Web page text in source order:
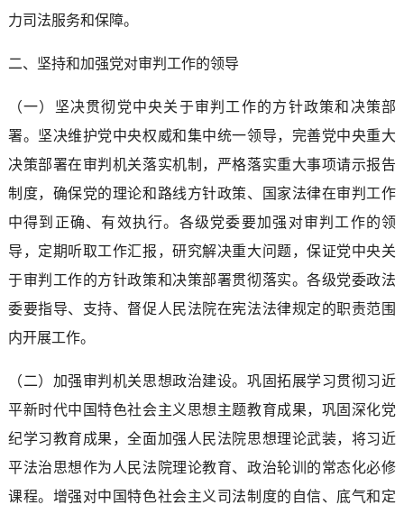
力司法服务和保障。
二、坚持和加强党对审判工作的领导
（一）坚决贯彻党中央关于审判工作的方针政策和决策部
署。坚决维护党中央权威和集中统一领导，完善党中央重大
决策部署在审判机关落实机制，严格落实重大事项请示报告
制度，确保党的理论和路线方针政策、国家法律在审判工作
中得到正确、有效执行。各级党委要加强对审判工作的领
导，定期听取工作汇报，研究解决重大问题，保证党中央关
于审判工作的方针政策和决策部署贯彻落实。各级党委政法
委要指导、支持、督促人民法院在宪法法律规定的职责范围
内开展工作。
（二）加强审判机关思想政治建设。巩固拓展学习贯彻习近
平新时代中国特色社会主义思想主题教育成果，巩固深化党
纪学习教育成果，全面加强人民法院思想理论武装，将习近
平法治思想作为人民法院理论教育、政治轮训的常态化必修
课程。增强对中国特色社会主义司法制度的自信、底气和定